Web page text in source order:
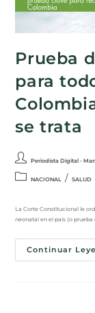
Prueba
para
se trata
Periodista Digital -
NACIONAL / SALUD
La Corte Constitucional le
neonatal en el país (o
Continuar